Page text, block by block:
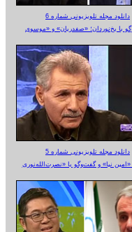
دانلود مجله تلویزیونی شماره 6
دانلود مجله تلویزیونی شماره 5